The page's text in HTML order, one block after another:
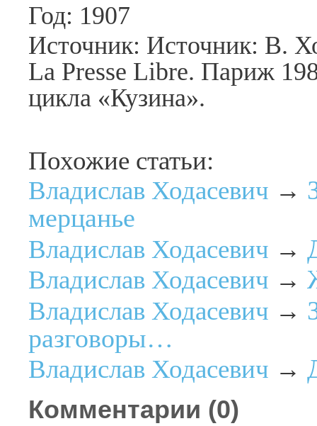
Год: 1907
Источник: Источник: В.
La Presse Libre. Париж
цикла «Кузина».
Похожие статьи:
Владислав Ходасевич →
мерцанье
Владислав Ходасевич →
Владислав Ходасевич →
Владислав Ходасевич →
разговоры…
Владислав Ходасевич →
Комментарии (0)